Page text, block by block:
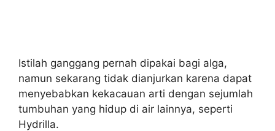
Istilah ganggang pernah dipakai bagi alga,
namun sekarang tidak dianjurkan karena dapat
menyebabkan kekacauan arti dengan sejumlah
tumbuhan yang hidup di air lainnya, seperti
Hydrilla.